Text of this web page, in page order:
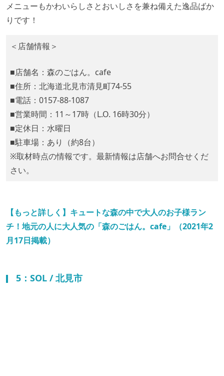
メニューもかわいらしさとおいしさを兼ね備えた逸品ばか
りです！
＜店舗情報＞
■店舗名：森のごはん。cafe
■住所：北海道北見市清見町74-55
■電話：0157-88-1087
■営業時間：11～17時（L.O. 16時30分）
■定休日：水曜日
■駐車場：あり（約8台）
※取材時点の情報です。最新情報は店舗へお問合せくだ
さい。
【もっと詳しく】キュートな森の中で大人のお子様ラン
チ！地元の人に大人気の「森のごはん。cafe」（2021年2
月17日掲載）
5：SOL / 北見市